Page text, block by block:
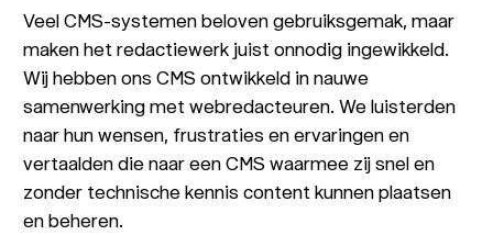
Veel CMS-systemen beloven gebruiksgemak, maar
maken het redactiewerk juist onnodig ingewikkeld.
Wij hebben ons CMS ontwikkeld in nauwe
samenwerking met webredacteuren. We luisterden
naar hun wensen, frustraties en ervaringen en
vertaalden die naar een CMS waarmee zij snel en
zonder technische kennis content kunnen plaatsen
en beheren.